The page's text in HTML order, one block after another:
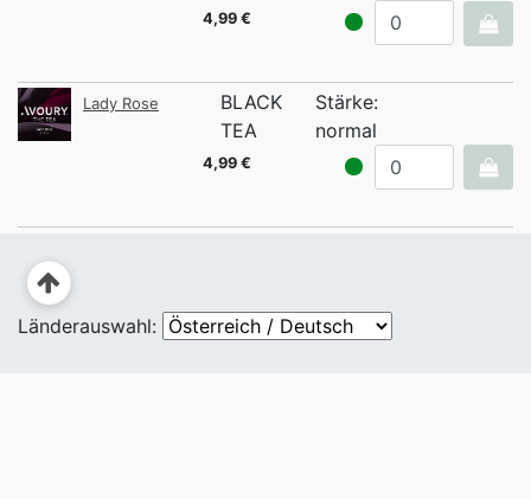
4,99 €
Lady Rose
BLACK
TEA
Stärke:
normal
4,99 €
Länderauswahl: